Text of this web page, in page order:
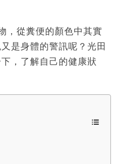
，從糞便的顏色中其實
是身體的警訊呢？光田
，了解自己的健康狀